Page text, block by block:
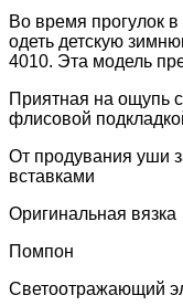
Во время прогулок
одеть детскую
4010. Эта модель
Приятная на ощупь
флисовой
От продувания уши
вставками
Оригинальная вязка
Помпон
Светоотражающий